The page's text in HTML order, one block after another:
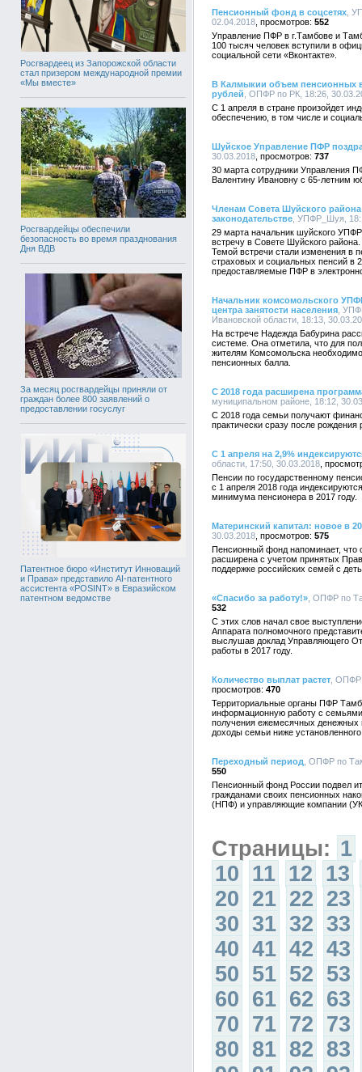
Росгвардеец из Запорожской области
стал призером международной премии
«Мы вместе»
Росгвардейцы обеспечили
безопасность во время празднования
Дня ВДВ
За месяц росгвардейцы приняли от
граждан более 800 заявлений о
предоставлении госуслуг
Патентное бюро «Институт Инноваций
и Права» представило AI-патентного
ассистента «POSINT» в Евразийском
патентном ведомстве
Пенсионный фонд в соцсетях ,
02.04.2018
552
Управление ПФР в г.Тамбове и
100 тысяч человек вступили в
социальной сети «Вконтакте».
В Калмыкии объем пенсионных
рублей , ОПФР по РК, 18:26,
С 1 апреля в стране произойдет
обеспечению, в том числе и
Шуйское Управление ПФР
30.03.2018
737
30 марта сотрудники Управления
Валентину Ивановну с 65-летним
Членам Совета Шуйского
законодательстве , УПФР_Шуя,
29 марта начальник шуйского
встречу в Совете Шуйского
Темой встречи стали изменения в
страховых и социальных пенсий в
предоставляемые ПФР в
Начальник комсомольского
центра занятости населения ,
Ивановской области, 18:13,
На встрече Надежда Бабурина
системе. Она отметила, что для
жителям Комсомольска
пенсионных балла.
С 2018 года расширена
муниципальном районе, 18:12,
С 2018 года семьи получают
практически сразу после рождения
С 1 апреля на 2,9%
области, 17:50, 30.03.2018
Пенсии по государственному
с 1 апреля 2018 года
минимума пенсионера в 2017 году.
Материнский капитал: новое в
30.03.2018
575
Пенсионный фонд напоминает, что
расширена с учетом принятых
поддержке российских семей с
«Спасибо за работу!» , ОПФР по
532
С этих слов начал свое
Аппарата полномочного
выслушав доклад Управляющего
работы в 2017 году.
Количество выплат растет , ОПФР
470
Территориальные органы ПФР
информационную работу с
получения ежемесячных денежных
доходы семьи ниже
Переходный период , ОПФР по
550
Пенсионный фонд России подвел
гражданами своих пенсионных
(НПФ) и управляющие компании
Страницы: 1
10 11 12 13
20 21 22 23
30 31 32 33
40 41 42 43
50 51 52 53
60 61 62 63
70 71 72 73
80 81 82 83